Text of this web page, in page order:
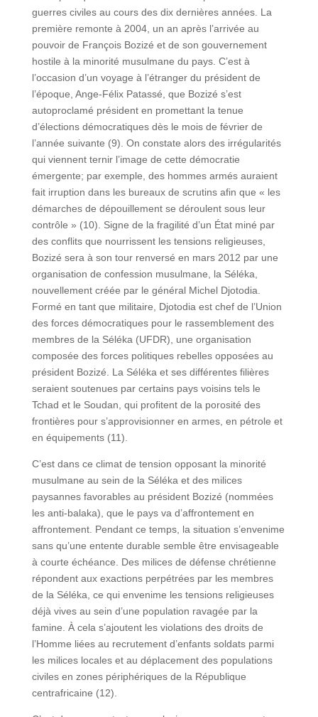
guerres civiles au cours des dix dernières années. La
première remonte à 2004, un an après l’arrivée au
pouvoir de François Bozizé et de son gouvernement
hostile à la minorité musulmane du pays. C’est à
l’occasion d’un voyage à l’étranger du président de
l’époque, Ange-Félix Patassé, que Bozizé s’est
autoproclamé président en promettant la tenue
d’élections démocratiques dès le mois de février de
l’année suivante (9). On constate alors des irrégularités
qui viennent ternir l’image de cette démocratie
émergente; par exemple, des hommes armés auraient
fait irruption dans les bureaux de scrutins afin que « les
démarches de dépouillement se déroulent sous leur
contrôle » (10). Signe de la fragilité d’un État miné par
des conflits que nourrissent les tensions religieuses,
Bozizé sera à son tour renversé en mars 2012 par une
organisation de confession musulmane, la Séléka,
nouvellement créée par le général Michel Djotodia.
Formé en tant que militaire, Djotodia est chef de l’Union
des forces démocratiques pour le rassemblement des
membres de la Séléka (UFDR), une organisation
composée des forces politiques rebelles opposées au
président Bozizé. La Séléka et ses différentes filières
seraient soutenues par certains pays voisins tels le
Tchad et le Soudan, qui profitent de la porosité des
frontières pour s’approvisionner en armes, en pétrole et
en équipements (11).
C’est dans ce climat de tension opposant la minorité
musulmane au sein de la Séléka et des milices
paysannes favorables au président Bozizé (nommées
les anti-balaka), que le pays va d’affrontement en
affrontement. Pendant ce temps, la situation s’envenime
sans qu’une entente durable semble être envisageable
à courte échéance. Des milices de défense chrétienne
répondent aux exactions perpétrées par les membres
de la Séléka, ce qui envenime les tensions religieuses
déjà vives au sein d’une population ravagée par la
famine. À cela s’ajoutent les violations des droits de
l’Homme liées au recrutement d’enfants soldats parmi
les milices locales et au déplacement des populations
civiles en zones périphériques de la République
centrafricaine (12).